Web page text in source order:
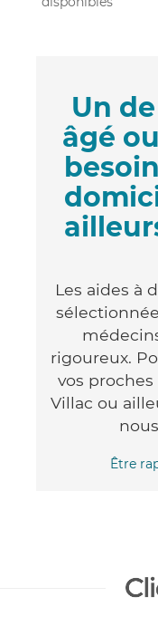
Un
âgé
Les aides à
rigoureux.
vos
Villac ou
Être